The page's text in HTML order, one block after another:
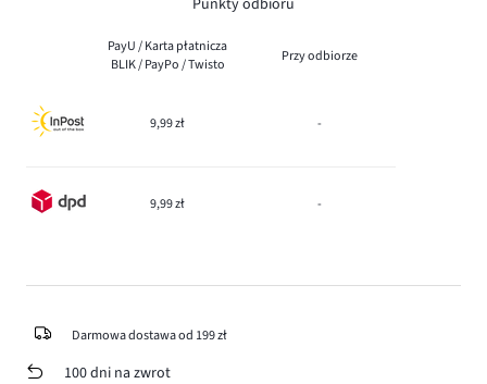
PayU / Karta płatnicza
BLIK / PayPo / Twisto
Przy odbiorze
9,99 zł -
9,99 zł -
Darmowa dostawa od 199 zł
100 dni na zwrot